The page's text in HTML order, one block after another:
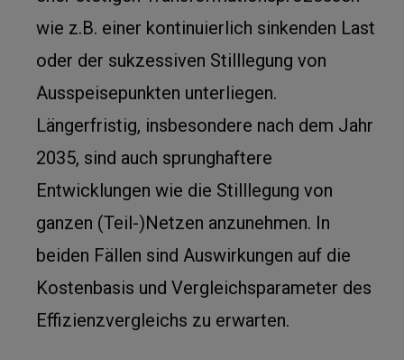
wie z.B. einer kontinuierlich sinkenden Last
oder der sukzessiven Stilllegung von
Ausspeisepunkten unterliegen.
Längerfristig, insbesondere nach dem Jahr
2035, sind auch sprunghaftere
Entwicklungen wie die Stilllegung von
ganzen (Teil-)Netzen anzunehmen. In
beiden Fällen sind Auswirkungen auf die
Kostenbasis und Vergleichsparameter des
Effizienzvergleichs zu erwarten.